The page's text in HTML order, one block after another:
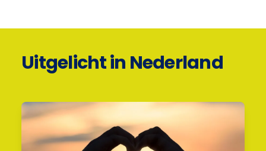
Uitgelicht in Nederland